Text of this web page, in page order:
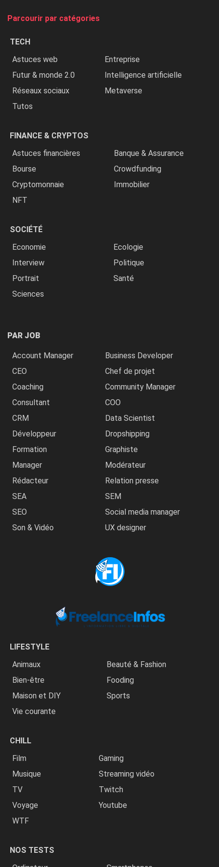
Parcourir par catégories
TECH
Astuces web
Entreprise
Futur & monde 2.0
Intelligence artificielle
Réseaux sociaux
Metaverse
Tutos
FINANCE & CRYPTOS
Astuces financières
Banque & Assurance
Bourse
Crowdfunding
Cryptomonnaie
Immobilier
NFT
SOCIÉTÉ
Economie
Ecologie
Interview
Politique
Portrait
Santé
Sciences
PAR JOB
Account Manager
Business Developer
CEO
Chef de projet
Coaching
Community Manager
Consultant
COO
CRM
Data Scientist
Développeur
Dropshipping
Formation
Graphiste
Manager
Modérateur
Rédacteur
Relation presse
SEA
SEM
SEO
Social media manager
Son & Vidéo
UX designer
LIFESTYLE
Animaux
Beauté & Fashion
Bien-être
Fooding
Maison et DIY
Sports
Vie courante
CHILL
Film
Gaming
Musique
Streaming vidéo
TV
Twitch
Voyage
Youtube
WTF
NOS TESTS